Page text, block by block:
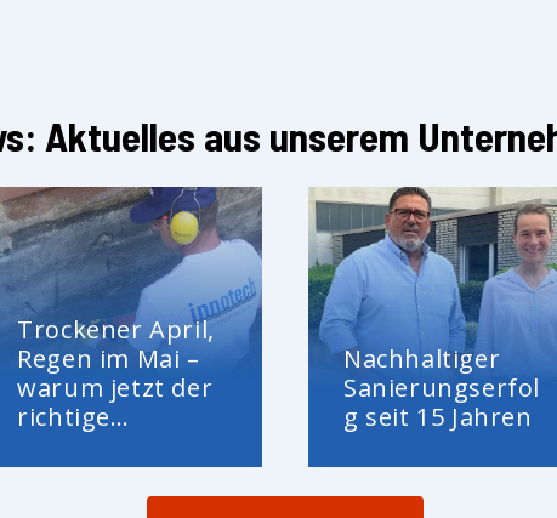
Aktuelles aus unserem
Trockener April,
Regen im Mai –
warum jetzt der
richtige
Kellerabdichtung
Nachhaltiger
Sanierungserfol
g seit 15 Jahren